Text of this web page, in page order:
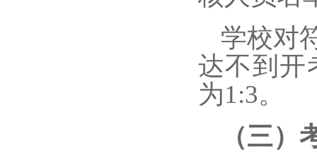
学校对
达不到开
为1:3。
（三）